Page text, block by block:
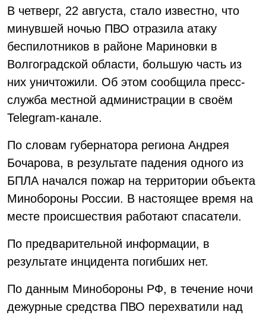
В четверг, 22 августа, стало известно, что
минувшей ночью ПВО отразила атаку
беспилотников в районе Мариновки в
Волгоградской области, большую часть из
них уничтожили. Об этом сообщила пресс-
служба местной администрации в своём
Telegram-канале.
По словам губернатора региона Андрея
Бочарова, в результате падения одного из
БПЛА начался пожар на территории объекта
Минобороны России. В настоящее время на
месте происшествия работают спасатели.
По предварительной информации, в
результате инцидента погибших нет.
По данным Минобороны РФ, в течение ночи
дежурные средства ПВО перехватили над